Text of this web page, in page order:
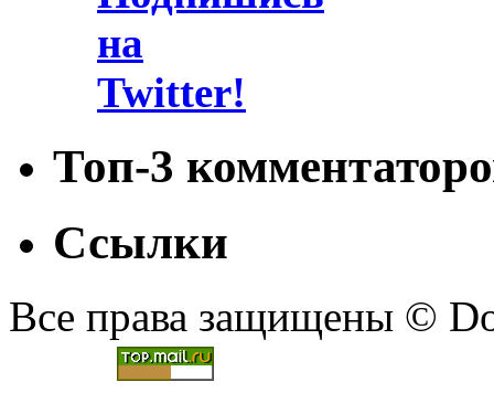
Топ-3
Ссылки
Все права защищены ©